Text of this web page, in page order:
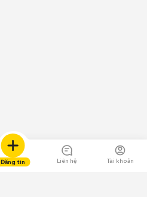
Đăng tin Liên hệ Tài khoản